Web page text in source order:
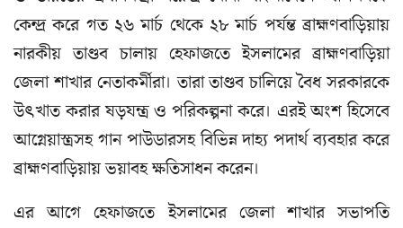
কেন্দ্র করে গত ২৬ মার্চ থেকে ২৮ মার্চ পর্যন্ত ব্রাহ্মণবাড়িয়ায়
নারকীয় তাণ্ডব চালায় হেফাজতে ইসলামের ব্রাহ্মণবাড়িয়া
জেলা শাখার নেতাকর্মীরা। তারা তাণ্ডব চালিয়ে বৈধ সরকারকে
উৎখাত করার ষড়যন্ত্র ও পরিকল্পনা করে। এরই অংশ হিসেবে
আগ্নেয়াস্ত্রসহ গান পাউডারসহ বিভিন্ন দাহ্য পদার্থ ব্যবহার করে
ব্রাহ্মণবাড়িয়ায় ভয়াবহ ক্ষতিসাধন করেন।
এর আগে হেফাজতে ইসলামের জেলা শাখার সভাপতি